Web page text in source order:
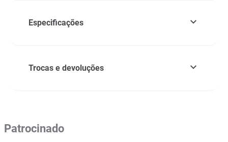
Especificações
Trocas e devoluções
Patrocinado